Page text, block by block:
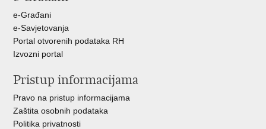
e-Građani
e-Savjetovanja
Portal otvorenih podataka RH
Izvozni portal
Pristup informacijama
Pravo na pristup informacijama
Zaštita osobnih podataka
Politika privatnosti